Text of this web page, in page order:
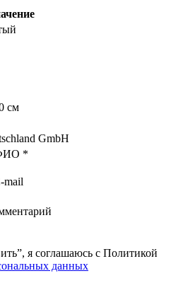
см
GmbH
*
mail
я соглашаюсь с Политикой
данных